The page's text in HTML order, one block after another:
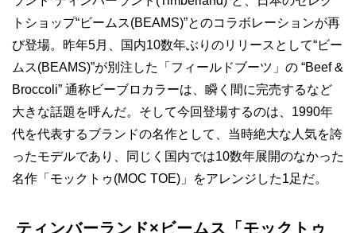
トショップ“ビームス(BEAMS)”とのコラボレーションが再
び登場。昨年5月、国内10数年ぶりのリリースとして“ビー
ムス(BEAMS)”が別注した「フィールドブーツ」の “Beef &
Broccoli” 通称ビーブロカラーは、瞬く間に完売するなど
大きな話題を呼んだ。そして今回登場するのは、1990年
代を代表するブランドの名作として、当時絶大な人気を誇
ったモデルであり、同じく国内では10数年展開のなかった
名作「モックトゥ(MOC TOE)」をアレンジした1足だ。
ティンバーランド×ビームス「モックトゥ